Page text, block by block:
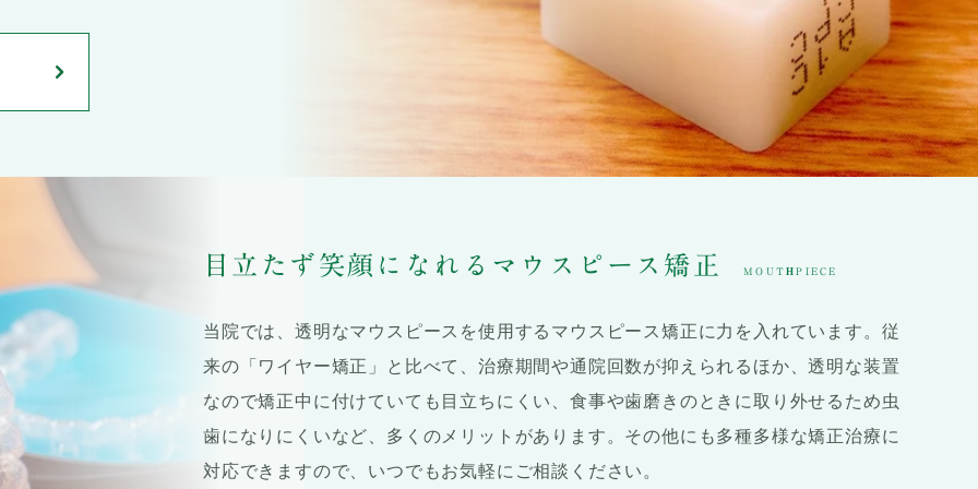
目立たず笑顔になれる マウスピース矯正 MOUTHPIECE
当院では、透明なマウスピースを使用するマウスピース矯正に力を入れています。従
来の「ワイヤー矯正」と比べて、治療期間や通院回数が抑えられるほか、透明な装置
なので矯正中に付けていても目立ちにくい、食事や歯磨きのときに取り外せるため虫
歯になりにくいなど、多くのメリットがあります。その他にも多種多様な矯正治療に
対応できますので、いつでもお気軽にご相談ください。